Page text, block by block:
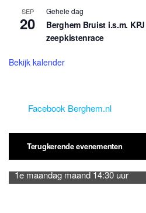
SEP
20
Gehele dag
Berghem Bruist i.s.m.
zeepkistenrace
Bekijk kalender
Facebook Berghem.nl
Terugkerende evenementen
1e maandag maand 14:30 uur